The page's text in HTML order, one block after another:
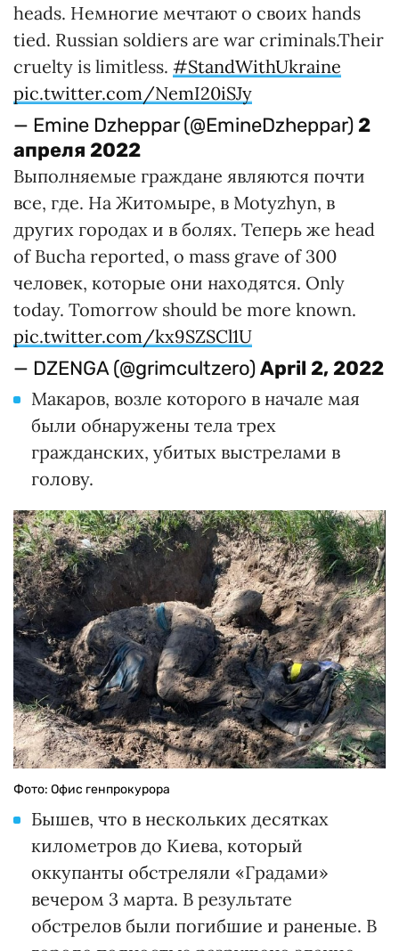
heads. Немногие мечтают о своих hands
tied. Russian soldiers are war criminals.Their
cruelty is limitless. #StandWithUkraine
pic.twitter.com/NemI20iSJy
— Emine Dzheppar (@EmineDzheppar) 2
апреля 2022
Выполняемые граждане являются почти
все, где. На Житомыре, в Motyzhyn, в
других городах и в болях. Теперь же head
of Bucha reported, о mass grave of 300
человек, которые они находятся. Only
today. Tomorrow should be more known.
pic.twitter.com/kx9SZSCl1U
— DZENGA (@grimcultzero)April 2, 2022
Макаров, возле которого в начале мая
были обнаружены тела трех
гражданских, убитых выстрелами в
голову.
Фото: Офис генпрокурора
Бышев, что в нескольких десятках
километров до Киева, который
оккупанты обстреляли «Градами»
вечером 3 марта. В результате
обстрелов были погибшие и раненые. В